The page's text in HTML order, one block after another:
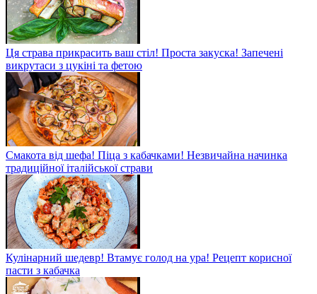
Ця страва прикрасить ваш стіл! Проста закуска! Запечені
викрутаси з цукіні та фетою
Смакота від шефа! Піца з кабачками! Незвичайна начинка
традиційної італійської страви
Кулінарний шедевр! Втамує голод на ура! Рецепт корисної
пасти з кабачка